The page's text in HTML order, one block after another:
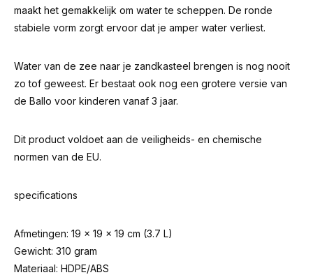
maakt het gemakkelijk om water te scheppen. De ronde
stabiele vorm zorgt ervoor dat je amper water verliest.
Water van de zee naar je zandkasteel brengen is nog nooit
zo tof geweest. Er bestaat ook nog een grotere versie van
de Ballo voor kinderen vanaf 3 jaar.
Dit product voldoet aan de veiligheids- en chemische
normen van de EU.
specifications
Afmetingen: 19 x 19 x 19 cm (3.7 L)
Gewicht: 310 gram
Materiaal: HDPE/ABS